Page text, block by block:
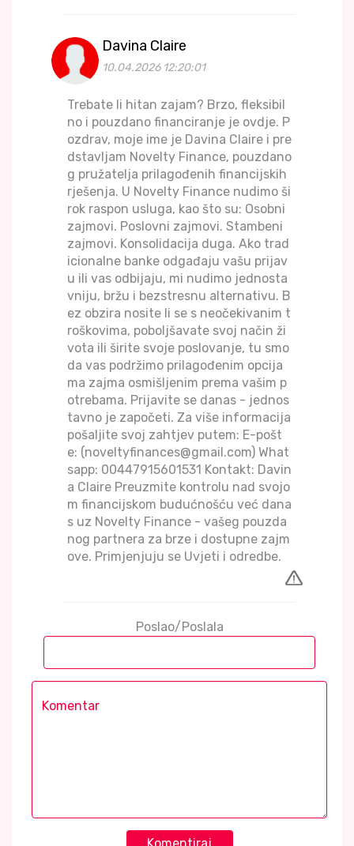
Davina Claire
10.04.2026 12:20:01
Trebate li hitan zajam? Brzo, fleksibil
no i pouzdano financiranje je ovdje. P
ozdrav, moje ime je Davina Claire i pre
dstavljam Novelty Finance, pouzdano
g pružatelja prilagođenih financijskih
rješenja. U Novelty Finance nudimo ši
rok raspon usluga, kao što su: Osobni
zajmovi. Poslovni zajmovi. Stambeni
zajmovi. Konsolidacija duga. Ako trad
icionalne banke odgađaju vašu prijav
u ili vas odbijaju, mi nudimo jednosta
vniju, bržu i bezstresnu alternativu. B
ez obzira nosite li se s neočekivanim t
roškovima, poboljšavate svoj način ži
vota ili širite svoje poslovanje, tu smo
da vas podržimo prilagođenim opcija
ma zajma osmišljenim prema vašim p
otrebama. Prijavite se danas - jednos
tavno je započeti. Za više informacija
pošaljite svoj zahtjev putem: E-pošt
e: (noveltyfinances@gmail.com) What
sapp: 00447915601531 Kontakt: Davin
a Claire Preuzmite kontrolu nad svojo
m financijskom budućnošću već dana
s uz Novelty Finance - vašeg pouzda
nog partnera za brze i dostupne zajm
ove. Primjenjuju se Uvjeti i odredbe.
Poslao/Poslala